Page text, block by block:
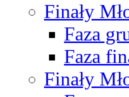
Finały
Faza
Faza
Finały